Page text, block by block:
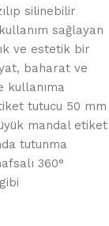
silinebilir
sağlayan
ve estetik bir
baharat ve
kullanıma
tutucu 50 mm
mandal etiket
tutunma
360°